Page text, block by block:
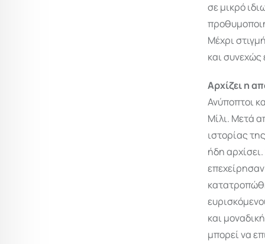
σε μικρό
Μέχρι
και συνεχώς
Αρχίζει η
Ανύποπτοι
Μίλι. Μετά
ιστορίας
ήδη
και
μπορεί να